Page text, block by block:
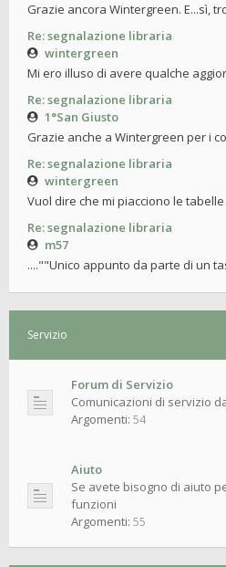
Grazie ancora Wintergreen. E...sì,
Re: segnalazione libraria
wintergreen
Mi ero illuso di avere qualche
Re: segnalazione libraria
1°San Giusto
Grazie anche a Wintergreen per i
Re: segnalazione libraria
wintergreen
Vuol dire che mi piacciono le
Re: segnalazione libraria
m57
....""Unico appunto da parte di un
Servizio
Forum di Servizio
Comunicazioni di servizio
Argomenti: 54
Aiuto
Se avete bisogno di aiuto
funzioni
Argomenti: 55